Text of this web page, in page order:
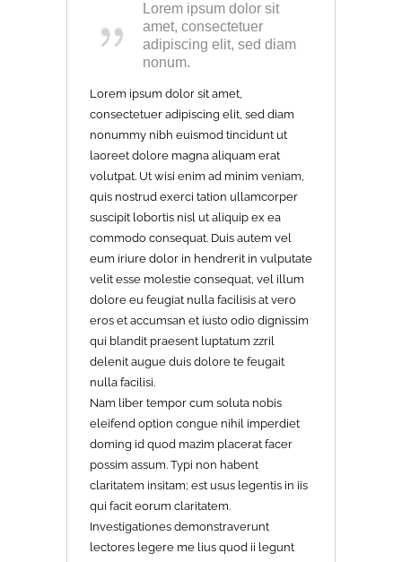
Lorem ipsum dolor sit
amet, consectetuer
adipiscing elit, sed diam
nonum.
Lorem ipsum dolor sit amet,
consectetuer adipiscing elit, sed diam
nonummy nibh euismod tincidunt ut
laoreet dolore magna aliquam erat
volutpat. Ut wisi enim ad minim veniam,
quis nostrud exerci tation ullamcorper
suscipit lobortis nisl ut aliquip ex ea
commodo consequat. Duis autem vel
eum iriure dolor in hendrerit in vulputate
velit esse molestie consequat, vel illum
dolore eu feugiat nulla facilisis at vero
eros et accumsan et iusto odio dignissim
qui blandit praesent luptatum zzril
delenit augue duis dolore te feugait
nulla facilisi.
Nam liber tempor cum soluta nobis
eleifend option congue nihil imperdiet
doming id quod mazim placerat facer
possim assum. Typi non habent
claritatem insitam; est usus legentis in iis
qui facit eorum claritatem.
Investigationes demonstraverunt
lectores legere me lius quod ii legunt